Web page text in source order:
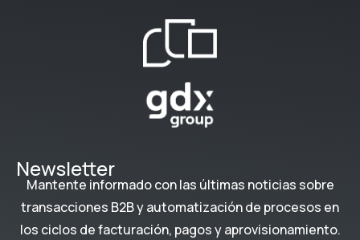
Newsletter
Mantente informado con las últimas noticias sobre
transacciones B2B y automatización de procesos en
los ciclos de facturación, pagos y aprovisionamiento.